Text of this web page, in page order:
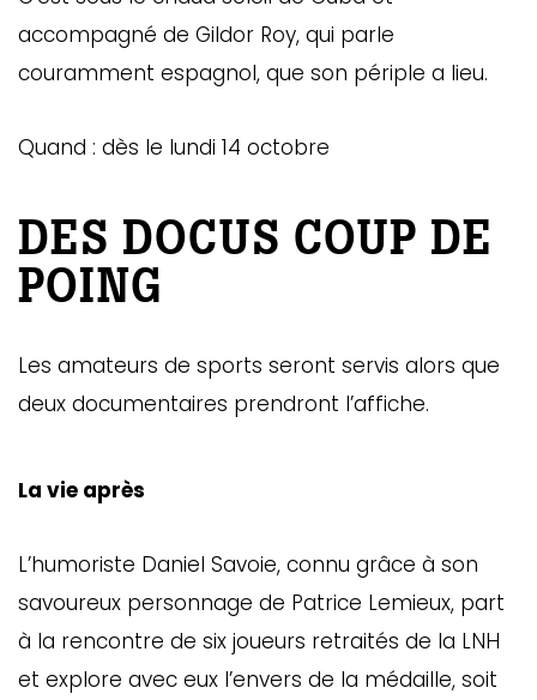
accompagné de Gildor Roy, qui parle
couramment espagnol, que son périple a lieu.
Quand : dès le lundi 14 octobre
DES DOCUS COUP DE
POING
Les amateurs de sports seront servis alors que
deux documentaires prendront l’affiche.
La vie après
L’humoriste Daniel Savoie, connu grâce à son
savoureux personnage de Patrice Lemieux, part
à la rencontre de six joueurs retraités de la LNH
et explore avec eux l’envers de la médaille, soit